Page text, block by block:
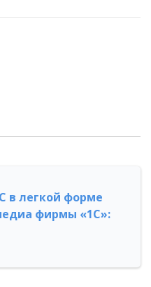
в легкой форме
фирмы «1С»: